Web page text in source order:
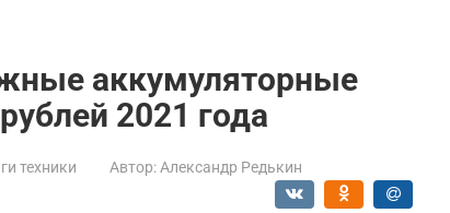
аккумуляторные
2021 года
техники Автор: Александр Редькин